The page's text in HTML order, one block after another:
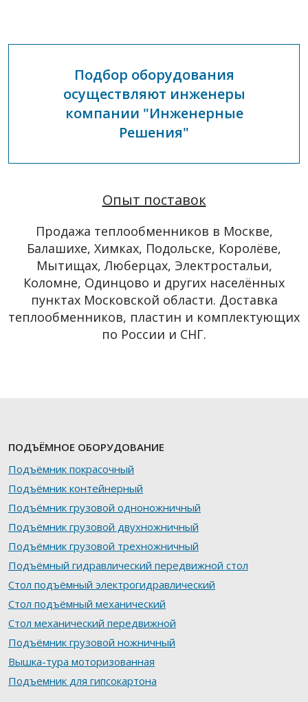
Подбор оборудования
осуществляют инженеры
компании "Инженерные
Решения"
Опыт поставок
Продажа теплообменников в Москве,
Балашихе, Химках, Подольске, Королёве,
Мытищах, Люберцах, Электростальи,
Коломне, Одинцово и других населённых
пунктах Московской области. Доставка
теплообменников, пластин и комплектующих
по России и СНГ.
ПОДЪЁМНОЕ ОБОРУДОВАНИЕ
Подъёмник покрасочный
Подъёмник контейнерный
Подъёмник грузовой одноножничный
Подъёмник грузовой двухножничный
Подъёмник грузовой трехножничный
Подъёмный гидравлический передвижной стол
Стол подъёмный электрогидравлический
Стол подъёмный механический
Стол механический передвижной
Подъёмник грузовой ножничный
Вышка-тура моторизованная
Подъемник для гипсокартона